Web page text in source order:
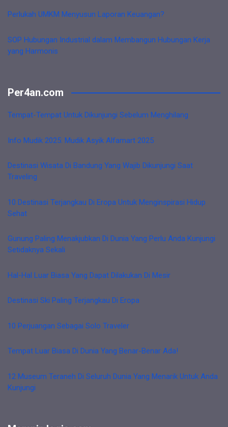
Perlukah UMKM Menyusun Laporan Keuangan?
SOP Hubungan Industrial dalam Membangun Hubungan Kerja
yang Harmonis
Per4an.com
Tempat-Tempat Untuk Dikunjungi Sebelum Menghilang
Info Mudik 2025: Mudik Asyik Alfamart 2025
Destinasi Wisata Di Bandung Yang Wajib Dikunjungi Saat
Traveling
10 Destinasi Terjangkau Di Eropa Untuk Menginspirasi Hidup
Sehat
Gunung Paling Menakjubkan Di Dunia Yang Perlu Anda Kunjungi
Setidaknya Sekali
Hal-Hal Luar Biasa Yang Dapat Dilakukan Di Mesir
Destinasi Ski Paling Terjangkau Di Eropa
10 Perjuangan Sebagai Solo Traveler
Tempat Luar Biasa Di Dunia Yang Benar-Benar Ada!
12 Museum Teraneh Di Seluruh Dunia Yang Menarik Untuk Anda
Kunjungi